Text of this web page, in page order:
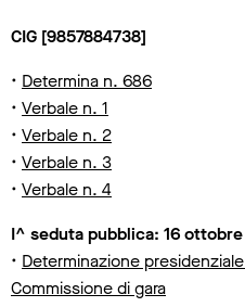
CIG [9857884738]
• Determina n. 686
• Verbale n. 1
• Verbale n. 2
• Verbale n. 3
• Verbale n. 4
I^ seduta pubblica: 16
• Determinazione
Commissione di gara